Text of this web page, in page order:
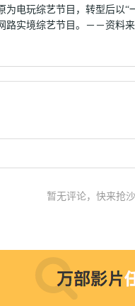
电玩综艺节目，转型后以
路实境综艺节目。－－资料
暂无评论，快来抢沙